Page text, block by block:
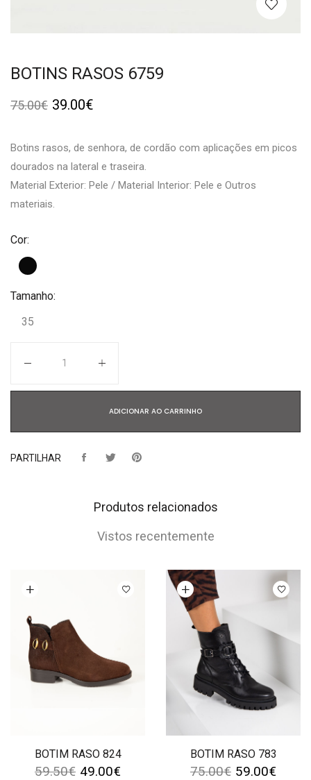
BOTINS RASOS 6759
75.00€ 39.00€
Botins rasos, de senhora, de cordão com aplicações em picos
dourados na lateral e traseira.
Material Exterior: Pele / Material Interior: Pele e Outros
materiais.
Cor:
Tamanho:
35
ADICIONAR AO CARRINHO
PARTILHAR
Produtos relacionados
Vistos recentemente
BOTIM RASO 824
opções
59.50€ 49.00€
BOTIM RASO 783
Ver opções
75.00€ 59.00€